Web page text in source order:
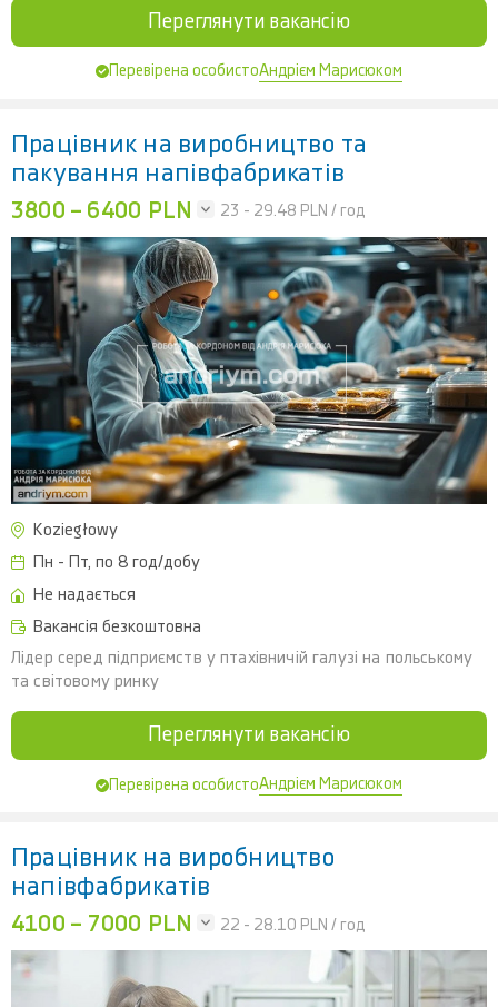
Переглянути вакансію
Перевірена особистоАндрієм Марисюком
Працівник на виробництво та
пакування напівфабрикатів
3800 – 6400 PLN 23 - 29.48 PLN / год
Koziegłowy
Пн - Пт, по 8 год/добу
Не надається
Вакансія безкоштовна
Лідер серед підприємств у птахівничій галузі на польському
та світовому ринку
Переглянути вакансію
Перевірена особистоАндрієм Марисюком
Працівник на виробництво
напівфабрикатів
4100 – 7000 PLN 22 - 28.10 PLN / год